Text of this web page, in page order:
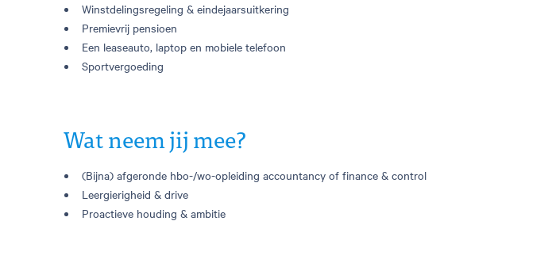
Winstdelingsregeling & eindejaarsuitkering
Premievrij pensioen
Een leaseauto, laptop en mobiele telefoon
Sportvergoeding
Wat neem jij mee?
(Bijna) afgeronde hbo-/wo-opleiding accountancy of finance & control
Leergierigheid & drive
Proactieve houding & ambitie